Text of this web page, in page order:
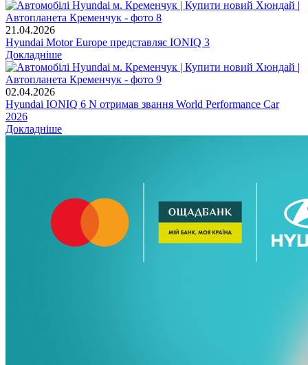
21.04.2026
Hyundai Motor Europe представляє IONIQ 3
Докладніше
02.04.2026
Hyundai IONIQ 6 N отримав звання World Performance Car
2026
Докладніше